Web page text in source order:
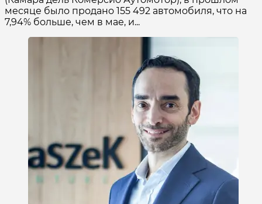
месяце было продано 155 492 автомобиля, что на
7,94% больше, чем в мае, и...